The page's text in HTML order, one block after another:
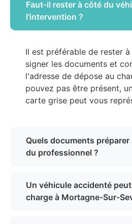
Faut-il rester à côté du
l'intervention ?
Il est préférable de rester
signer les documents et
l'adresse de dépose au
pouvez pas être présent,
carte grise peut vous
Quels documents
du professionnel ?
Un véhicule accidenté
charge à Mortagne-Sur-